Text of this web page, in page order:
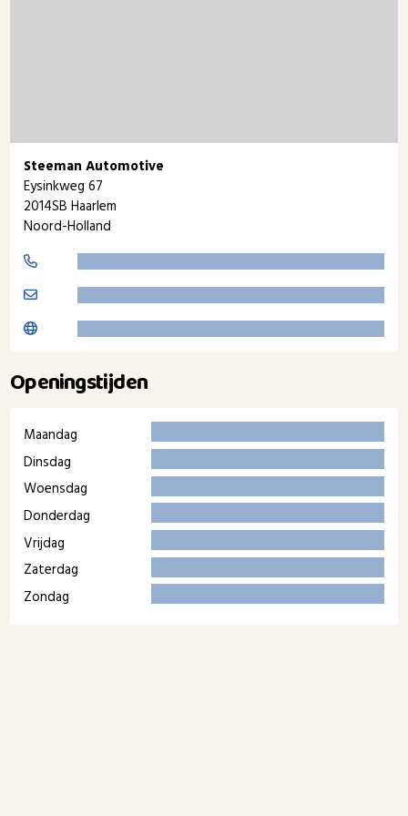
Steeman Automotive
Eysinkweg 67
2014SB Haarlem
Noord-Holland
Openingstijden
Maandag
Dinsdag
Woensdag
Donderdag
Vrijdag
Zaterdag
Zondag